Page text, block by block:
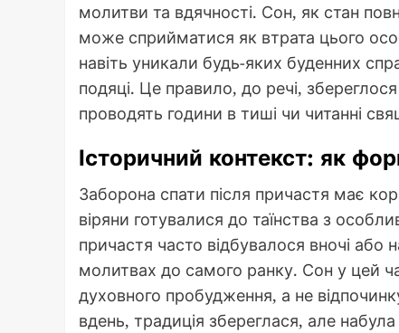
молитви та вдячності. Сон, як стан
може сприйматися як втрата цього
навіть уникали будь-яких буденних
подяці. Це правило, до речі, збереглося
проводять години в тиші чи читанні
Історичний контекст: як
Заборона спати після причастя має
віряни готувалися до таїнства з
причастя часто відбувалося вночі або
молитвах до самого ранку. Сон у цей
духовного пробудження, а не
вдень, традиція збереглася, але